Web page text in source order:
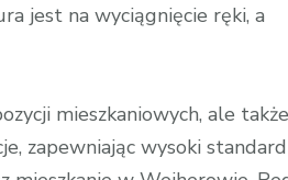
jest na wyciągnięcie ręki, a
mieszkaniowych, ale także
zapewniając wysoki standard